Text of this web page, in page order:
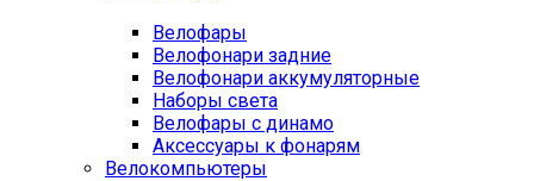
Велофары
Велофонари задние
Велофонари аккумуляторные
Наборы света
Велофары с динамо
Аксессуары к фонарям
Велокомпьютеры